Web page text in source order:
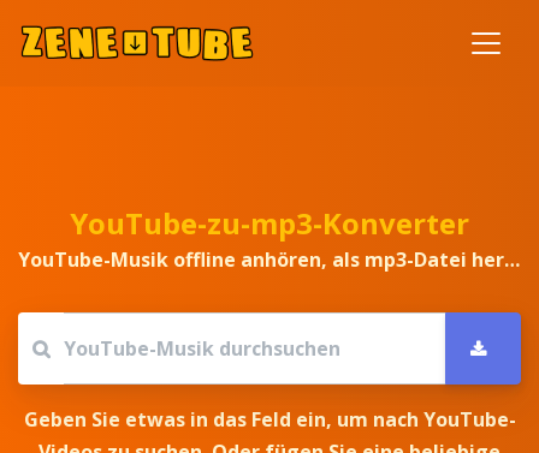
YouTube-zu-mp3-Konverter
YouTube-Musik offline anhören, als mp3-Datei herunterladen
Geben Sie etwas in das Feld ein, um nach YouTube-